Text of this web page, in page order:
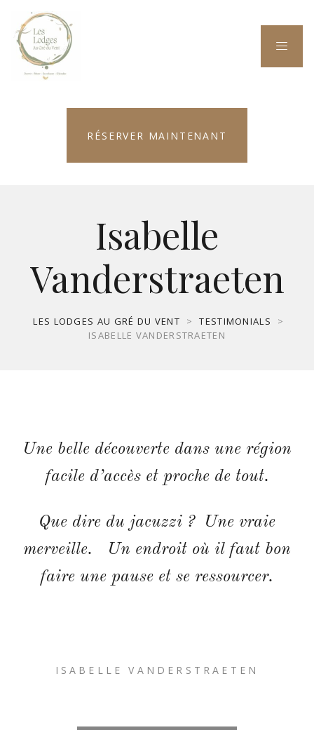
RÉSERVER MAINTENANT
Isabelle
Vanderstraeten
LES LODGES AU GRÉ DU VENT > TESTIMONIALS
>
ISABELLE VANDERSTRAETEN
Une belle découverte dans une région
facile d’accès et proche de tout.
Que dire du jacuzzi ? Une vraie
merveille. Un endroit où il faut bon
faire une pause et se ressourcer.
ISABELLE VANDERSTRAETEN